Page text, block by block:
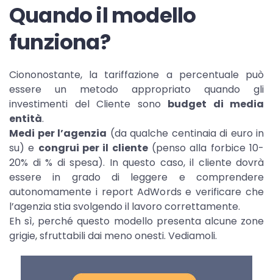
Quando il modello
funziona?
Ciononostante, la tariffazione a percentuale può
essere un metodo appropriato quando gli
investimenti del Cliente sono budget di media
entità.
Medi per l’agenzia (da qualche centinaia di euro in
su) e congrui per il cliente(penso alla forbice 10-
20% di % di spesa). In questo caso, il cliente dovrà
essere in grado di leggere e comprendere
autonomamente i report AdWords e verificare che
l’agenzia stia svolgendo il lavoro correttamente.
Eh sì, perché questo modello presenta alcune zone
grigie, sfruttabili dai meno onesti. Vediamoli.